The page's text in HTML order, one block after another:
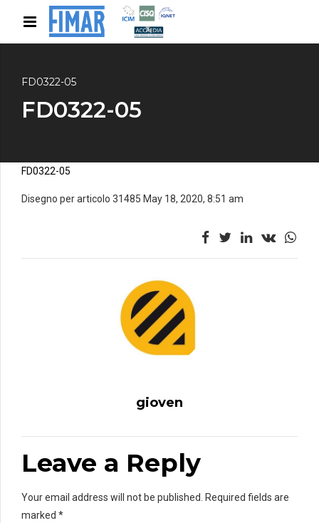
FD0322-05
FD0322-05
FD0322-05
Disegno per articolo 31485 May 18, 2020, 8:51 am
gioven
Leave a Reply
Your email address will not be published. Required fields are
marked *